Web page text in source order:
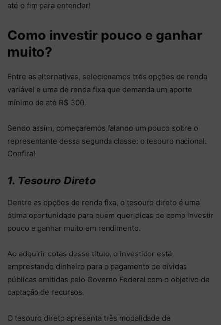
até o fim para entender!
Como investir pouco e ganhar
muito?
Entre as alternativas, selecionamos três opções de renda
variável e uma de renda fixa que demanda um aporte
mínimo de até R$ 300.
Sendo assim, começaremos falando um pouco sobre o
representante dessa segunda classe: o tesouro nacional.
Confira!
1. Tesouro Direto
Dentre as opções de renda fixa, o tesouro direto é uma
ótima oportunidade para quem quer dicas de como investir
pouco e ganhar muito em rendimento.
Ao adquirir cotas desse título, o investidor está
emprestando dinheiro para o pagamento de dívidas
públicas emitidas pelo Governo Federal com o objetivo de
captação de recursos.
O tesouro direto apresenta três modalidade de